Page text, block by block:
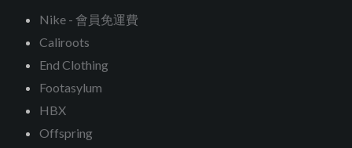
Nike - 會員免運費
Caliroots
End Clothing
Footasylum
HBX
Offspring